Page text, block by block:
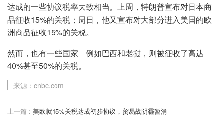
达成的一些协议税率大致相当。上周，特朗普宣布对日本商
品征收15%的关税；周日，他又宣布对大部分进入美国的欧
洲商品征收15%的关税。
然而，也有一些国家，例如巴西和老挝，则被征收了高达
40%甚至50%的关税。
来源：cnbc.com
上一篇： 美欧就15%关税达成初步协议，贸易战阴霾暂消